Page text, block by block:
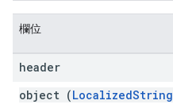
欄位
header
object (LocalizedString